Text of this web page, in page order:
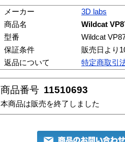
メーカー
3D labs
商品名
Wildcat
型番
Wildcat
保証条件
販売日より
返品について
特定商取引
商品番号 11510693
本商品は販売を終了しました